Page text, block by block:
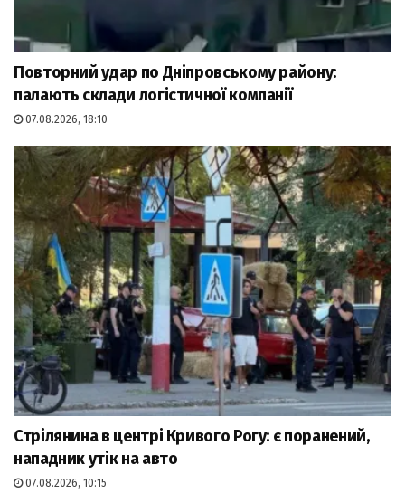
Повторний удар по Дніпровському району:
палають склади логістичної компанії
07.08.2026, 18:10
Стрілянина в центрі Кривого Рогу: є поранений,
нападник утік на авто
07.08.2026, 10:15